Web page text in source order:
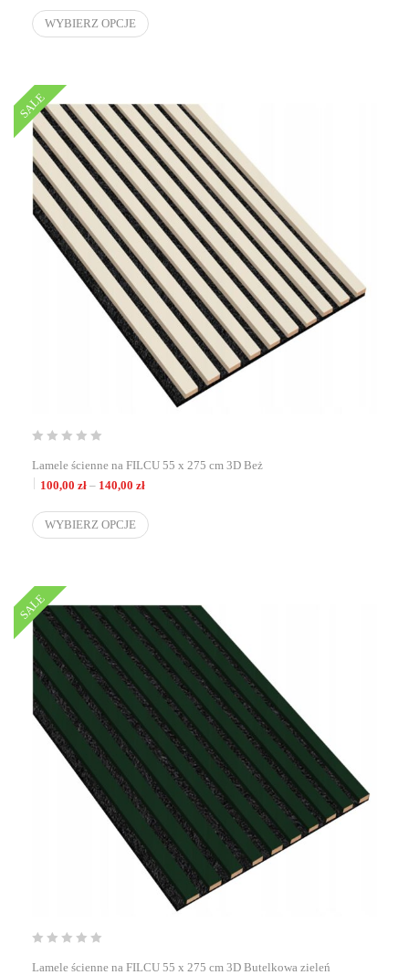
WYBIERZ OPCJE
SALE
Lamele ścienne na FILCU 55 x 275 cm 3D Beż
100,00 zł – 140,00 złZakres cen: od 100,00 zł do 140,00 zł
WYBIERZ OPCJE
SALE
Lamele ścienne na FILCU 55 x 275 cm 3D Butelkowa zieleń